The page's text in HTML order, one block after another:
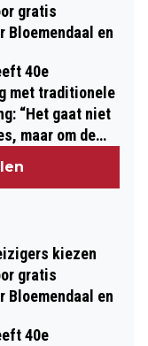
gratis
Bloemendaal en
40e
met traditionele
“Het gaat niet
maar om de
kiezen
gratis
Bloemendaal en
40e